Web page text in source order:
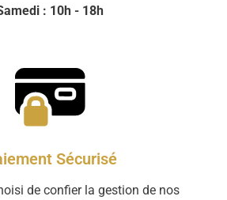
: 10h - 18h
Sécurisé
de confier la gestion de nos